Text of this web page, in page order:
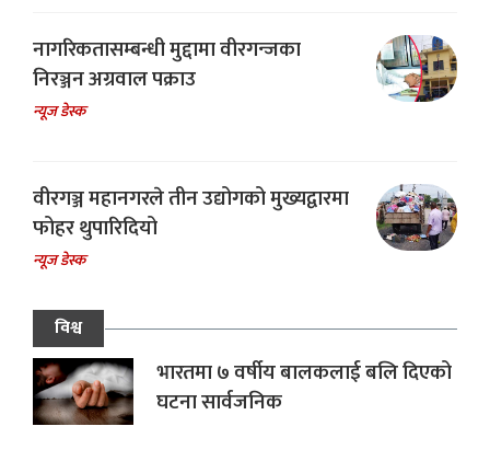
नागरिकतासम्बन्धी मुद्दामा वीरगन्जका
निरञ्जन अग्रवाल पक्राउ
न्यूज डेस्क
वीरगञ्ज महानगरले तीन उद्योगको मुख्यद्वारमा
फोहर थुपारिदियो
न्यूज डेस्क
विश्व
भारतमा ७ वर्षीय बालकलाई बलि दिएको
घटना सार्वजनिक